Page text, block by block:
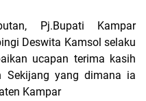
Pj.Bupati Kampar
Deswita Kamsol selaku
ucapan terima kasih
Sekijang yang dimana ia
Kampar